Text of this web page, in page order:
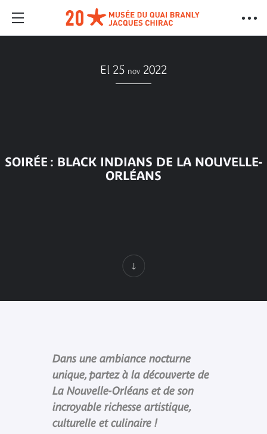
El 25 nov 2022
SOIRÉE : BLACK INDIANS DE LA NOUVELLE-
ORLÉANS
Dans une ambiance nocturne
unique, partez à la découverte de
La Nouvelle-Orléans et de son
incroyable richesse artistique,
culturelle et culinaire !